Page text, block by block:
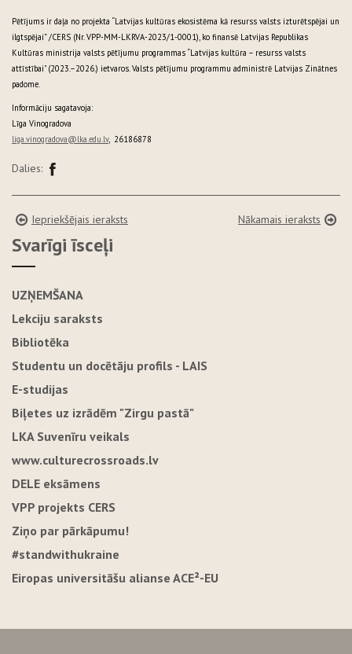
Pētījums ir daļa no projekta “Latvijas kultūras ekosistēma kā resurss valsts izturētspējai un
ilgtspējai” /CERS (Nr. VPP-MM-LKRVA-2023/1-0001), ko finansē Latvijas Republikas
Kultūras ministrija valsts pētījumu programmas “Latvijas kultūra – resurss valsts
attīstībai" (2023.–2026.) ietvaros. Valsts pētījumu programmu administrē Latvijas Zinātnes
padome.
Informāciju sagatavoja:
Līga Vinogradova
liga.vinogradova@lka.edu.lv, 26186878
Dalies:
Iepriekšējais ieraksts Nākamais ieraksts
Svarīgi īsceļi
UZŅEMŠANA
Lekciju saraksts
Bibliotēka
Studentu un docētāju profils - LAIS
E-studijas
Biļetes uz izrādēm "Zirgu pastā"
LKA Suvenīru veikals
www.culturecrossroads.lv
DELE eksāmens
VPP projekts CERS
Ziņo par pārkāpumu!
#standwithukraine
Eiropas universitāšu alianse ACE²-EU